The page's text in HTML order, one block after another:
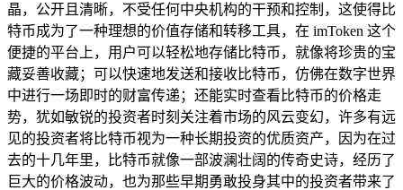
晶，公开且清晰，不受任何中央机构的干预和控制，这使得比
特币成为了一种理想的价值存储和转移工具，在 imToken 这个
便捷的平台上，用户可以轻松地存储比特币，就像将珍贵的宝
藏妥善收藏；可以快速地发送和接收比特币，仿佛在数字世界
中进行一场即时的财富传递；还能实时查看比特币的价格走
势，犹如敏锐的投资者时刻关注着市场的风云变幻，许多有远
见的投资者将比特币视为一种长期投资的优质资产，因为在过
去的十几年里，比特币就像一部波澜壮阔的传奇史诗，经历了
巨大的价格波动，也为那些早期勇敢投身其中的投资者带来了